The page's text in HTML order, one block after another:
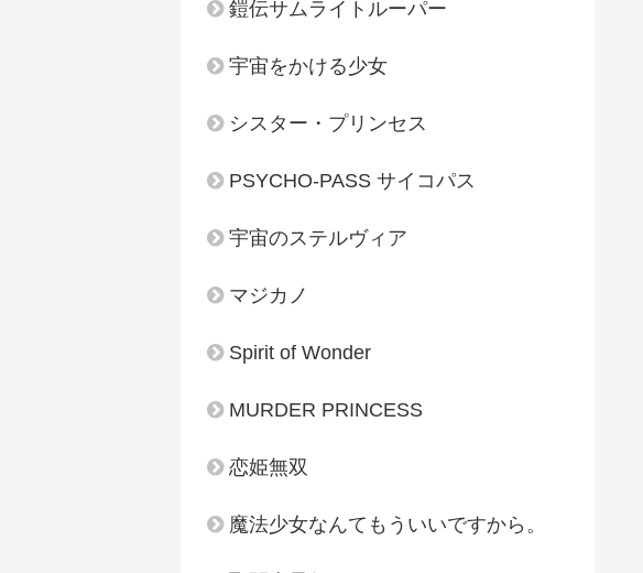
鎧伝サムライトルーパー
宇宙をかける少女
シスター・プリンセス
PSYCHO-PASS サイコパス
宇宙のステルヴィア
マジカノ
Spirit of Wonder
MURDER PRINCESS
恋姫無双
魔法少女なんてもういいですから。